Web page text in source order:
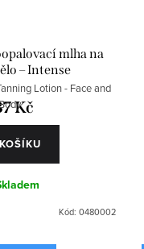
mlha na
– Intense
Lotion - Face and
Kč
Kód: 0480002